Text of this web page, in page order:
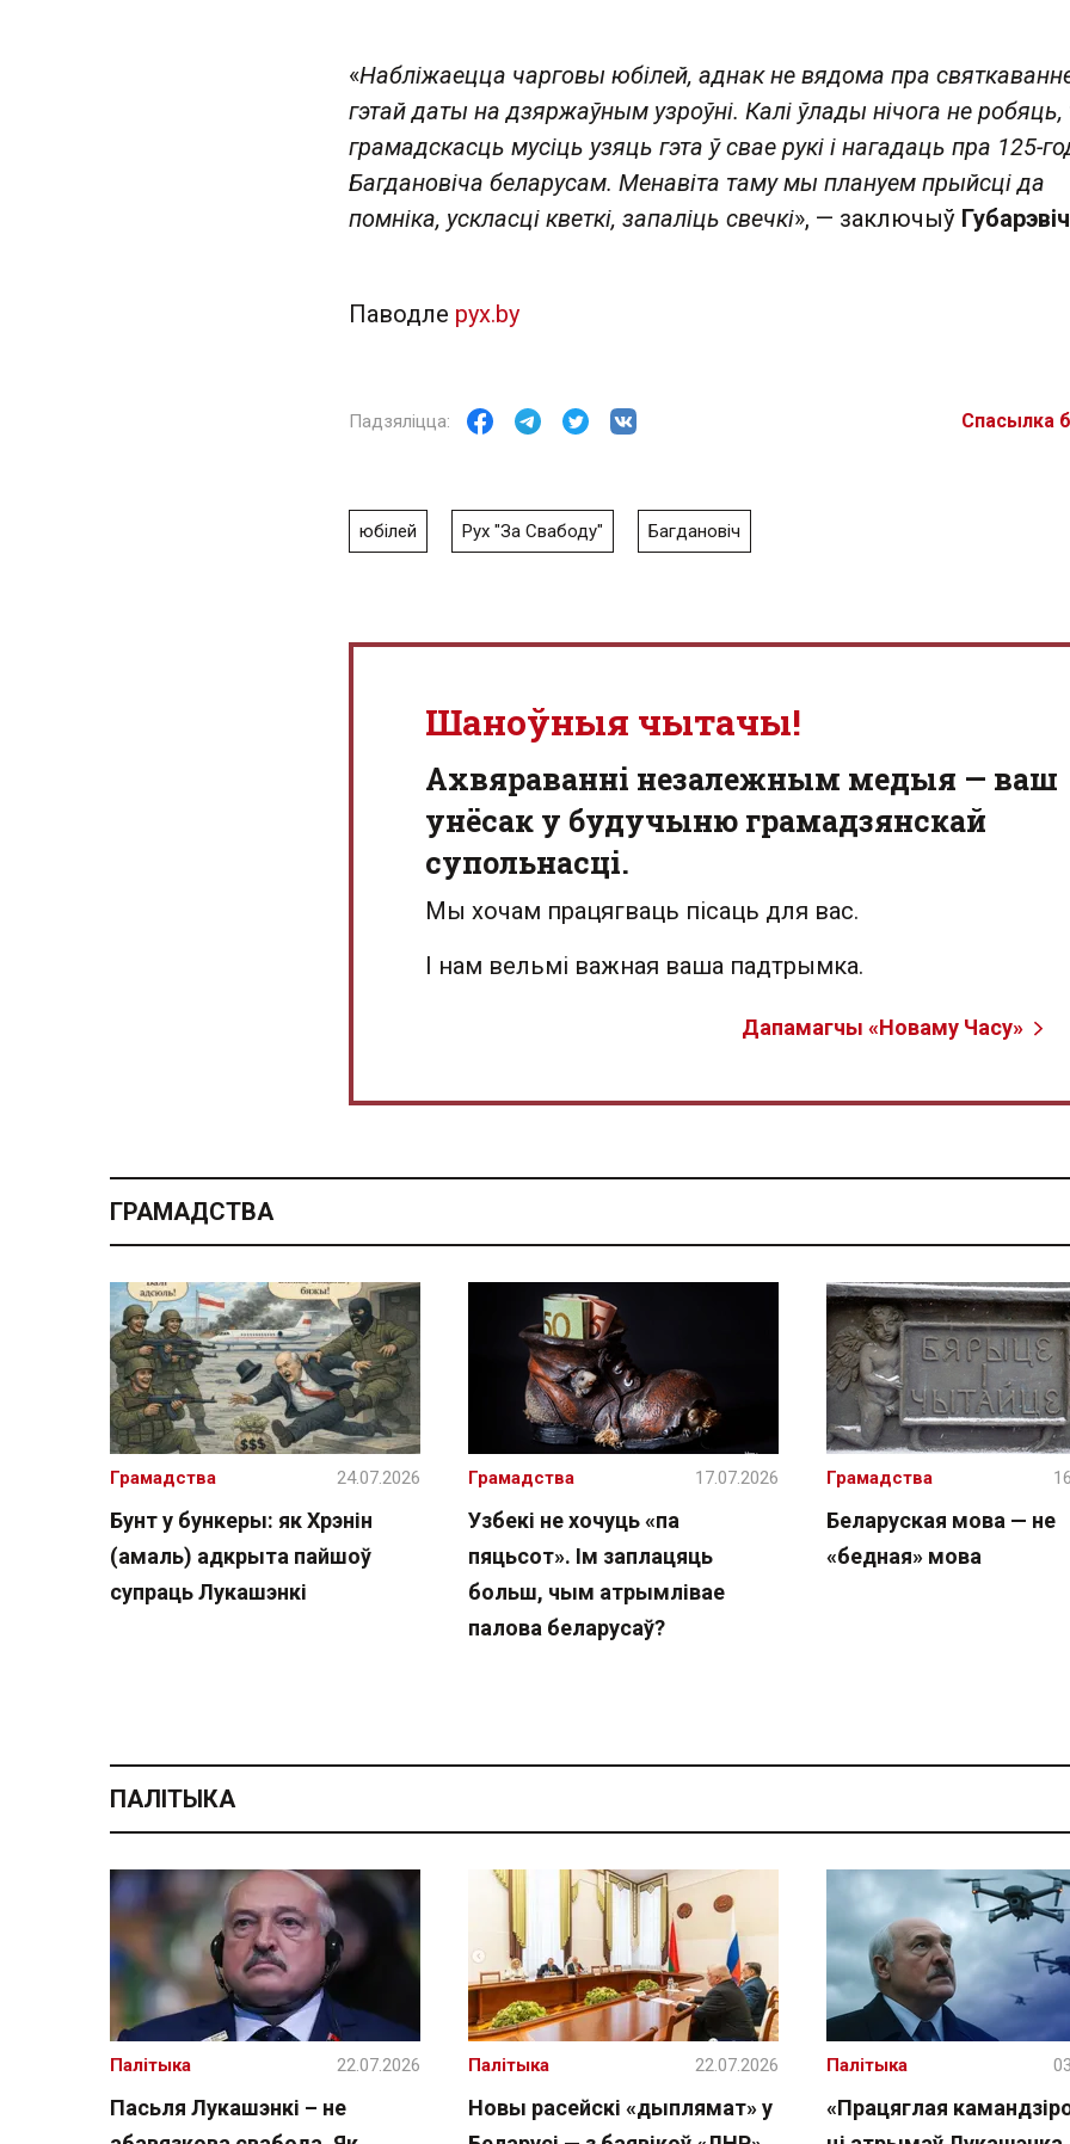
«Набліжаецца чарговы юбілей, аднак не вядома пра
гэтай даты на дзяржаўным узроўні. Калі ўлады нічога не робяць,
грамадскасць мусіць узяць гэта ў свае рукі і нагадаць пра 125-
Багдановіча беларусам. Менавіта таму мы плануем прыйсці да
помніка, ускласці кветкі, запаліць свечкі», — заключыў Губарэвіч
Паводле pyx.by
Спасылка
юбілей Рух "За Свабоду" Багдановіч
Шаноўныя чытачы!
Aхвяраванні незалежным медыя — ваш
унёсак у будучыню грамадзянскай
супольнасці.
Мы хочам працягваць пісаць для вас.
І нам вельмі важная ваша падтрымка.
Дапамагчы «Новаму Часу»
ГРАМАДСТВА
Бунт у бункеры: як Хрэнін
(амаль) адкрыта пайшоў
супраць Лукашэнкі
Грамадства 24.07.2026
Узбекі не хочуць «па
пяцьсот». Ім заплацяць
больш, чым атрымлівае
палова беларусаў?
Грамадства 17.07.2026
Беларуская мова — не
«бедная» мова
Грамадства
ПАЛІТЫКА
Пасьля Лукашэнкі – не
Палітыка 22.07.2026
Новы расейскі «дыплямат» у
Палітыка 22.07.2026
«Працяглая
Палітыка